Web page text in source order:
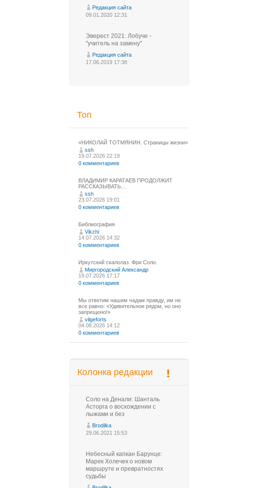
Редакция сайта
09.01.2020 12:31
Эверест 2021: Лобуче -
"учитель на замену"
Редакция сайта
17.06.2019 17:38
Топ
«НИКОЛАЙ ТОТМЯНИН. Страницы жизни»
ssh
19.07.2026 22:19
0 комментариев
ВЛАДИМИР КАРАТАЕВ ПРОДОЛЖИТ
РАССКАЗЫВАТЬ…
ssh
23.07.2026 19:01
0 комментариев
Библиография
Vikzhi
14.07.2026 14:32
0 комментариев
Иркутский скалолаз. Фри Соло.
Миргородский Александр
19.07.2026 17:17
0 комментариев
Мы ответим нашим чадам правду, им не
все равно: «Удивительное рядом, но оно
запрещено!»
vilgeforts
04.08.2026 14:12
0 комментариев
Колонка редакции
Соло на Денали: Шанталь
Асторга о восхождении с
лыжами и без
Brodilka
29.06.2021 15:53
Небесный капкан Барунце:
Марек Холечек о новом
маршруте и превратностях
судьбы